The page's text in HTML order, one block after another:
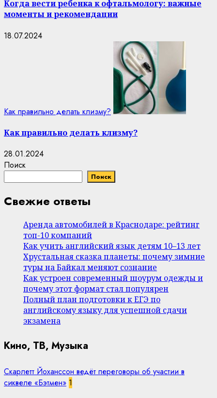
Когда вести ребенка к офтальмологу: важные
моменты и рекомендации
18.07.2024
Как правильно делать клизму?
Как правильно делать клизму?
28.01.2024
Поиск
Поиск
Свежие ответы
Аренда автомобилей в Краснодаре: рейтинг
топ-10 компаний
Как учить английский язык детям 10–13 лет
Хрустальная сказка планеты: почему зимние
туры на Байкал меняют сознание
Как устроен современный шоурум одежды и
почему этот формат стал популярен
Полный план подготовки к ЕГЭ по
английскому языку для успешной сдачи
экзамена
Кино, ТВ, Музыка
Скарлетт Йоханссон ведёт переговоры об участии в
сиквеле «Бэтмен» 1